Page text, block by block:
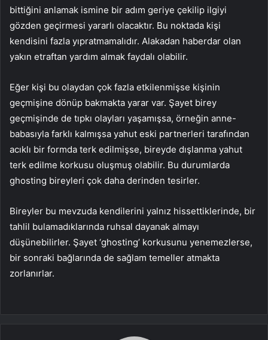
bittiğini anlamak ismine bir adım geriye çekilip ilgiyi
gözden geçirmesi yararlı olacaktır. Bu noktada kişi
kendisini fazla yıpratmamalıdır. Alakadan haberdar olan
yakın etraftan yardım almak faydalı olabilir.
Eğer kişi bu olaydan çok fazla etkilenmişse kişinin
geçmişine dönüp bakmakta yarar var. Şayet birey
geçmişinde de tıpkı olayları yaşamışsa, örneğin anne-
babasıyla farklı kalmışsa yahut eski partnerleri tarafından
acıklı bir formda terk edilmişse, bireyde dışlanma yahut
terk edilme korkusu oluşmuş olabilir. Bu durumlarda
ghosting bireyleri çok daha derinden tesirler.
Bireyler bu mevzuda kendilerini yalnız hissettiklerinde, bir
tahlil bulamadıklarında ruhsal dayanak almayı
düşünebilirler. Şayet ‘ghosting’ korkusunu yenemezlerse,
bir sonraki bağlarında de sağlam temeller atmakta
zorlanırlar.